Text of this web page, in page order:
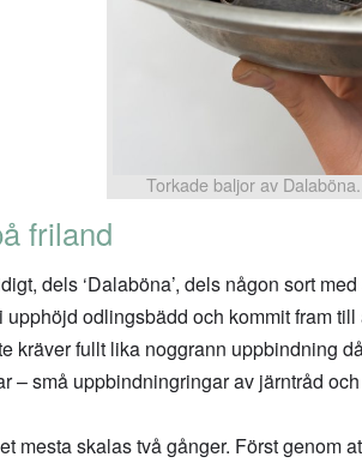
Torkade baljor av
friland
dels ‘Dalaböna’, dels någon sort
odlingsbädd och kommit fram
kräver fullt lika noggrann uppbindning
– små uppbindningringar av järntråd
mesta skalas två gånger. Först genom